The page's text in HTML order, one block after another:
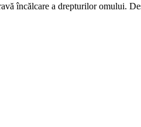
în­călcare a drepturilor omului.